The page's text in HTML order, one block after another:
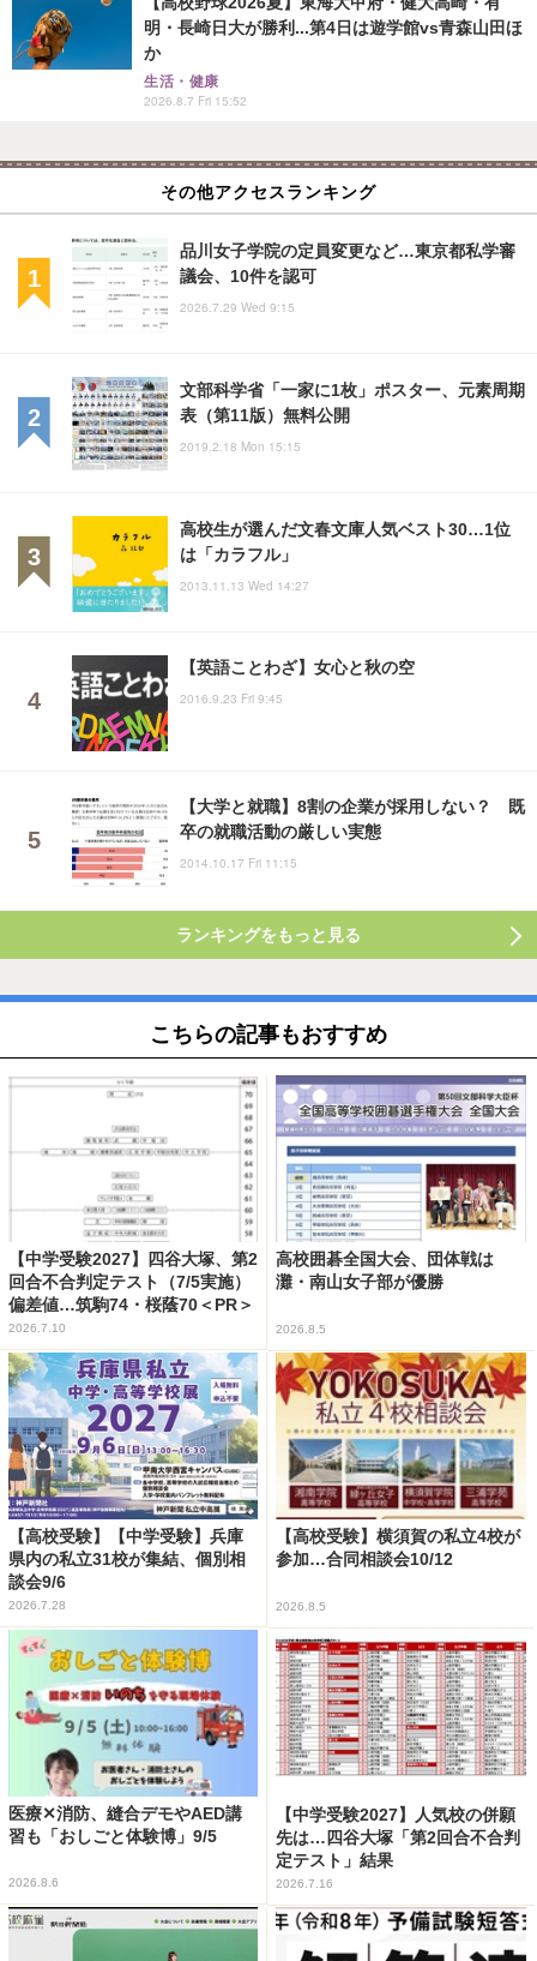
明・長崎日大が勝利...第4日は遊学館vs青森山田ほ
か
生活・健康
2026.8.7 Fri 15:52
その他アクセスランキング
品川女子学院の定員変更など…東京都私学審
議会、10件を認可
2026.7.29 Wed 9:15
文部科学省「一家に1枚」ポスター、元素周期
表（第11版）無料公開
2019.2.18 Mon 15:15
高校生が選んだ文春文庫人気ベスト30…1位
は「カラフル」
2013.11.13 Wed 14:27
【英語ことわざ】女心と秋の空
2016.9.23 Fri 9:45
【大学と就職】8割の企業が採用しない？ 既
卒の就職活動の厳しい実態
2014.10.17 Fri 11:15
ランキングをもっと見る
こちらの記事もおすすめ
【中学受験2027】四谷大塚、第2
回合不合判定テスト（7/5実施）
偏差値…筑駒74・桜蔭70＜PR＞
2026.7.10
高校囲碁全国大会、団体戦は
灘・南山女子部が優勝
2026.8.5
【高校受験】【中学受験】兵庫
県内の私立31校が集結、個別相
談会9/6
2026.7.28
【高校受験】横須賀の私立4校が
参加…合同相談会10/12
2026.8.5
医療✕消防、縫合デモやAED講
習も「おしごと体験博」9/5
2026.8.6
【中学受験2027】人気校の併願
先は…四谷大塚「第2回合不合判
定テスト」結果
2026.7.16